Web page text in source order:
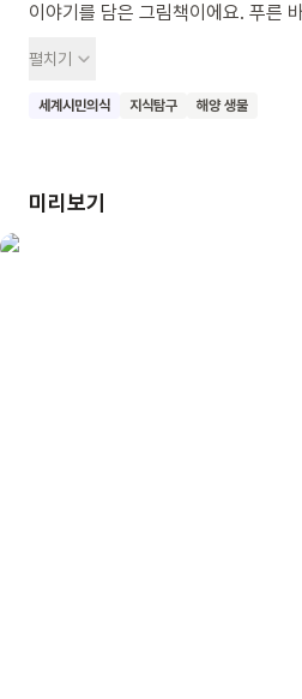
이야기를 담은 그림책이에요. 푸른
많이 살고 있어요. 하지만 요즘 지구
친구들이 하얗게 변하고 아파한대요
펼치기
세계시민의식 지식탐구 해양 생물
미리보기